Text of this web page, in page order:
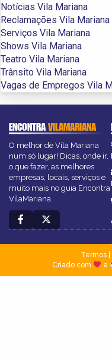
Notícias Vila Mariana
Reclamações Vila Mariana
Serviços Vila Mariana
Shows Vila Mariana
Teatro Vila Mariana
Trânsito Vila Mariana
Vagas de Empregos Vila
ENCONTRAVILAMARIANA
O melhor de Vila Mariana
num só lugar! Dicas, onde ir,
o que fazer, as melhores
empresas, locais, serviços e
muito mais no guia Encontra
VilaMariana.
Termos|
Criado com
e